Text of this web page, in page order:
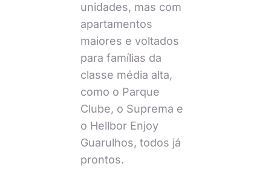
unidades, mas com
apartamentos
maiores e voltados
para famílias da
classe média alta,
como o Parque
Clube, o Suprema e
o Hellbor Enjoy
Guarulhos, todos já
prontos.